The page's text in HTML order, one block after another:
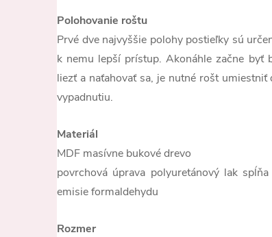
Polohovanie roštu
Prvé dve najvyššie polohy postieľky sú
k nemu lepší prístup. Akonáhle začne byť
liezť a naťahovať sa, je nutné rošt
vypadnutiu.
Materiál
MDF masívne bukové drevo
povrchová úprava polyuretánový lak
emisie formaldehydu
Rozmer